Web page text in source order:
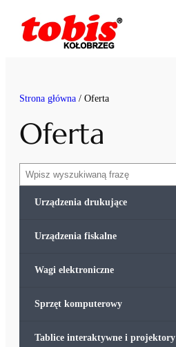
treści
Strona główna / Oferta
Oferta
Szukaj
Urządzenia drukujące
Urządzenia fiskalne
Wagi elektroniczne
Sprzęt komputerowy
Tablice interaktywne i projektory